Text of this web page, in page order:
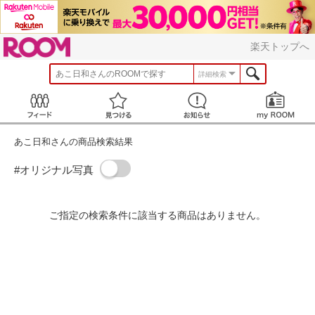
楽天トップへ
あこ日和さんのROOMで探す 詳細検索
見つける お知らせ
あこ日和さんの商品検索結果
#オリジナル写真
ご指定の検索条件に該当する商品はありません。